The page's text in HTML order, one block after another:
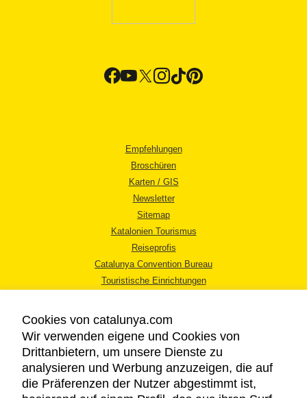
Empfehlungen
Broschüren
Karten / GIS
Newsletter
Sitemap
Katalonien Tourismus
Reiseprofis
Catalunya Convention Bureau
Touristische Einrichtungen
RECHTLICHER HINWEIS
Cookies von catalunya.com
Wir verwenden eigene und Cookies von
Drittanbietern, um unsere Dienste zu
analysieren und Werbung anzuzeigen, die auf
die Präferenzen der Nutzer abgestimmt ist,